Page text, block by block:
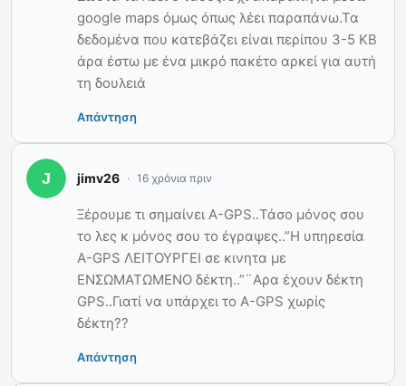
google maps όμως όπως λέει παραπάνω.Τα
δεδομένα που κατεβάζει είναι περίπου 3-5 ΚΒ
άρα έστω με ένα μικρό πακέτο αρκεί για αυτή
τη δουλειά
Απάντηση
jimv26 16 χρόνια πριν
Ξέρουμε τι σημαίνει Α-GPS..Τάσο μόνος σου
το λες κ μόνος σου το έγραψες..”Η υπηρεσία
A-GPS ΛΕΙΤΟΥΡΓΕΙ σε κινητα με
EΝΣΩΜΑΤΩΜΕΝΟ δέκτη..”¨Αρα έχουν δέκτη
GPS..Γιατί να υπάρχει το A-GPS χωρίς
δέκτη??
Απάντηση